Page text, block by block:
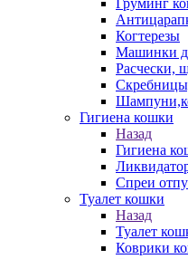
Груминг
Когтерезы
Машинки
Расчески,
Гигиена кошки
Назад
Гигиена
Спреи
Туалет кошки
Назад
Туалет
Коврики